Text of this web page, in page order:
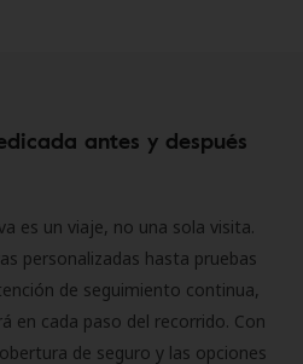
antes y después
es un viaje, no una sola visita.
personalizadas hasta pruebas
de seguimiento continua,
en cada paso del recorrido. Con
de seguro y las opciones